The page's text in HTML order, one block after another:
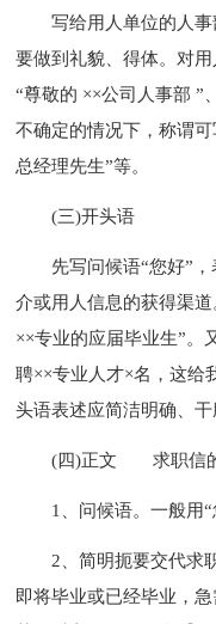
写给用人单位的人
要做到礼貌、得体。对
“尊敬的 ××公司人事部 ”
不确定的情况下，称谓
总经理先生”等。
(三)开头语
先写问候语“您好”
介或用人信息的获得渠
××专业的应届毕业生”。
聘××专业人才×名，这给
头语表述应简洁明确、干
(四)正文 求职信
1、问候语。一般用“
2、简明扼要交代求
即将毕业或已经毕业，